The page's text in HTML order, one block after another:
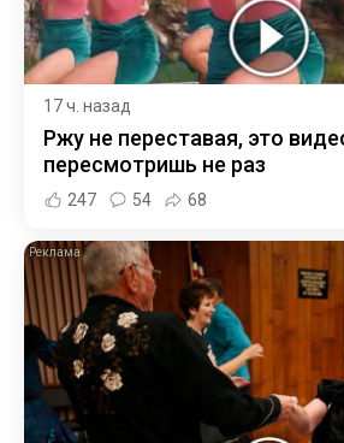
17 ч. назад
Ржу не переставая, это
пересмотришь не раз
247 54 68